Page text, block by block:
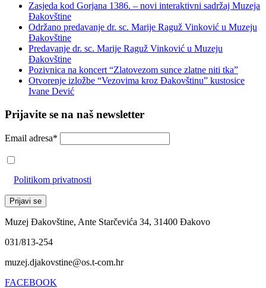
Zasjeda kod Gorjana 1386. – novi interaktivni sadržaj Muzeja
Đakovštine
Održano predavanje dr. sc. Marije Raguž Vinković u Muzeju
Đakovštine
Predavanje dr. sc. Marije Raguž Vinković u Muzeju
Đakovštine
Pozivnica na koncert “Zlatovezom sunce zlatne niti tka”
Otvorenje izložbe “Vezovima kroz Đakovštinu” kustosice
Ivane Dević
Prijavite se na naš newsletter
Email adresa*
Politikom privatnosti
Muzej Đakovštine, Ante Starčevića 34, 31400 Đakovo
031/813-254
muzej.djakovstine@os.t-com.hr
FACEBOOK